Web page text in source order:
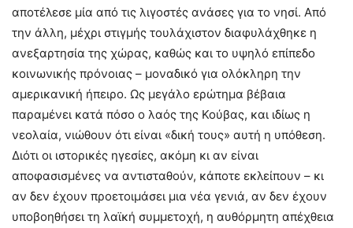
αποτέλεσε μία από τις λιγοστές ανάσες για το νησί. Από
την άλλη, μέχρι στιγμής τουλάχιστον διαφυλάχθηκε η
ανεξαρτησία της χώρας, καθώς και το υψηλό επίπεδο
κοινωνικής πρόνοιας – μοναδικό για ολόκληρη την
αμερικανική ήπειρο. Ως μεγάλο ερώτημα βέβαια
παραμένει κατά πόσο ο λαός της Κούβας, και ιδίως η
νεολαία, νιώθουν ότι είναι «δική τους» αυτή η υπόθεση.
Διότι οι ιστορικές ηγεσίες, ακόμη κι αν είναι
αποφασισμένες να αντισταθούν, κάποτε εκλείπουν – κι
αν δεν έχουν προετοιμάσει μια νέα γενιά, αν δεν έχουν
υποβοηθήσει τη λαϊκή συμμετοχή, η αυθόρμητη απέχθεια